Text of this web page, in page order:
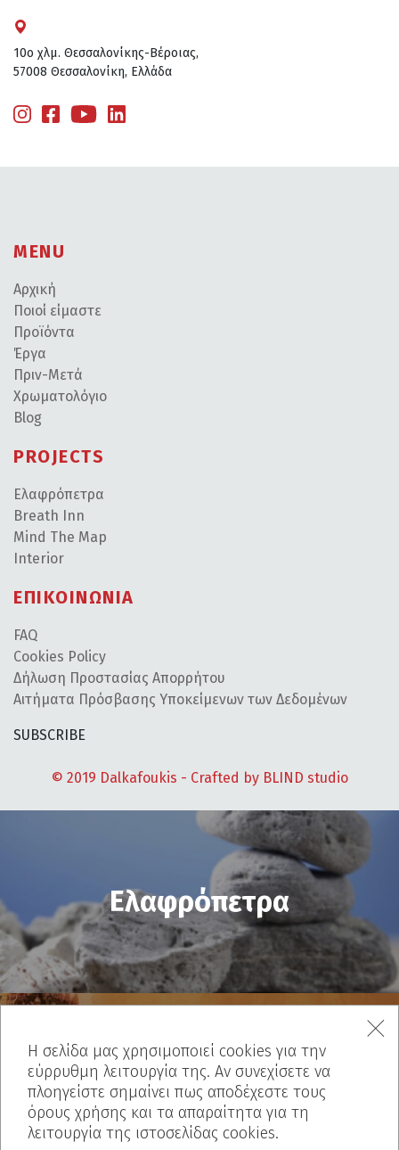
10ο χλμ. Θεσσαλονίκης-Βέροιας,
57008 Θεσσαλονίκη, Ελλάδα
MENU
Αρχική
Ποιοί είμαστε
Προϊόντα
Έργα
Πριν-Μετά
Χρωματολόγιο
Blog
PROJECTS
Ελαφρόπετρα
Breath Inn
Mind The Map
Interior
ΕΠΙΚΟΙΝΩΝΙΑ
FAQ
Cookies Policy
Δήλωση Προστασίας Απορρήτου
Αιτήματα Πρόσβασης Υποκείμενων των Δεδομένων
SUBSCRIBE
© 2019 Dalkafoukis - Crafted by BLIND studio
Ελαφρόπετρα
Ιnterior
Η σελίδα μας χρησιμοποιεί cookies για την
εύρρυθμη λειτουργία της. Αν συνεχίσετε να
πλοηγείστε σημαίνει πως αποδέχεστε τους
όρους χρήσης και τα απαραίτητα για τη
λειτουργία της ιστοσελίδας cookies.